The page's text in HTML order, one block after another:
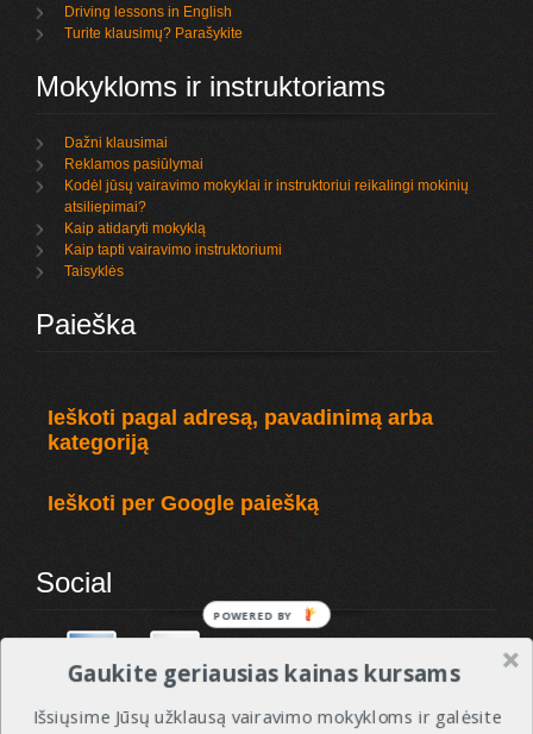
Driving lessons in English
Turite klausimų? Parašykite
Mokykloms ir instruktoriams
Dažni klausimai
Reklamos pasiūlymai
Kodėl jūsų vairavimo mokyklai ir instruktoriui reikalingi mokinių
atsiliepimai?
Kaip atidaryti mokyklą
Kaip tapti vairavimo instruktoriumi
Taisyklės
Paieška
Ieškoti pagal adresą, pavadinimą arba
kategoriją
Ieškoti per Google paiešką
Social
Gaukite geriausias kainas kursams
Išsiųsime Jūsų užklausą vairavimo mokykloms ir galėsite
POWERED BY